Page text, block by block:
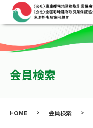
会員検索
HOME 会員検索